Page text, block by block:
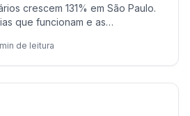
crescem 131% em São Paulo.
que funcionam e as
min de leitura